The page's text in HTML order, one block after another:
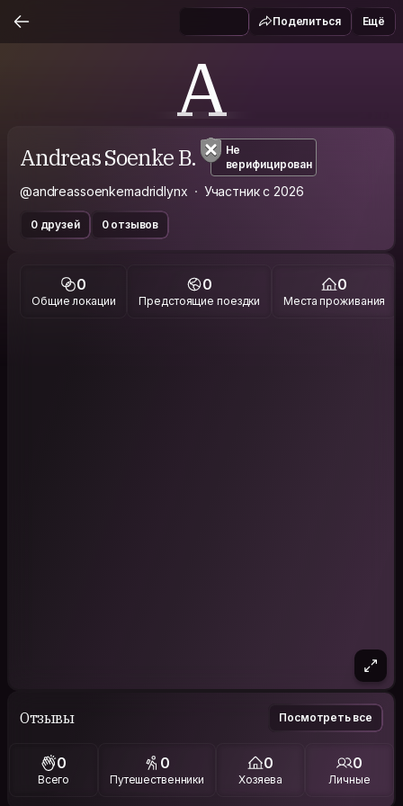
Поделиться Ещё
A
Andreas Soenke B.
Не
верифицирован
@andreassoenkemadridlynx Участник с 2026
0 друзей 0 отзывов
0
Общие локации
0
Предстоящие поездки
0
Места проживания
Отзывы Посмотреть все
0
Всего
0
Путешественники
0
Хозяева
0
Личные